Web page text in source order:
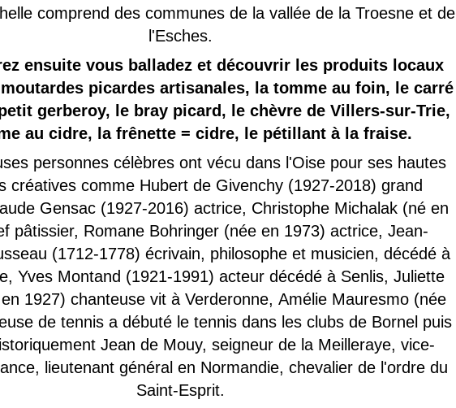
comprend des communes de la vallée de la Troesne et de
l'Esches.
ensuite vous balladez et découvrir les produits locaux
picardes artisanales, la tomme au foin, le carré
gerberoy, le bray picard, le chèvre de Villers-sur-Trie,
au cidre, la frênette = cidre, le pétillant à la fraise.
personnes célèbres ont vécu dans l'Oise pour ses hautes
créatives comme Hubert de Givenchy (1927-2018) grand
Gensac (1927-2016) actrice, Christophe Michalak (né en
pâtissier, Romane Bohringer (née en 1973) actrice, Jean-
(1712-1778) écrivain, philosophe et musicien, décédé à
Yves Montand (1921-1991) acteur décédé à Senlis, Juliette
1927) chanteuse vit à Verderonne, Amélie Mauresmo (née
de tennis a débuté le tennis dans les clubs de Bornel puis
Jean de Mouy, seigneur de la Meilleraye, vice-
lieutenant général en Normandie, chevalier de l'ordre du
Saint-Esprit.